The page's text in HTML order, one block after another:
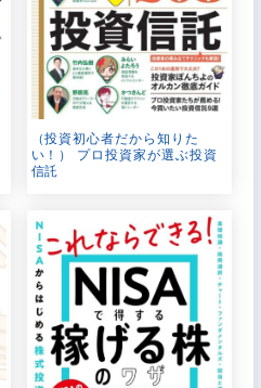
（投資初心者だから知りた
い！） プロ投資家が選ぶ投資
信託